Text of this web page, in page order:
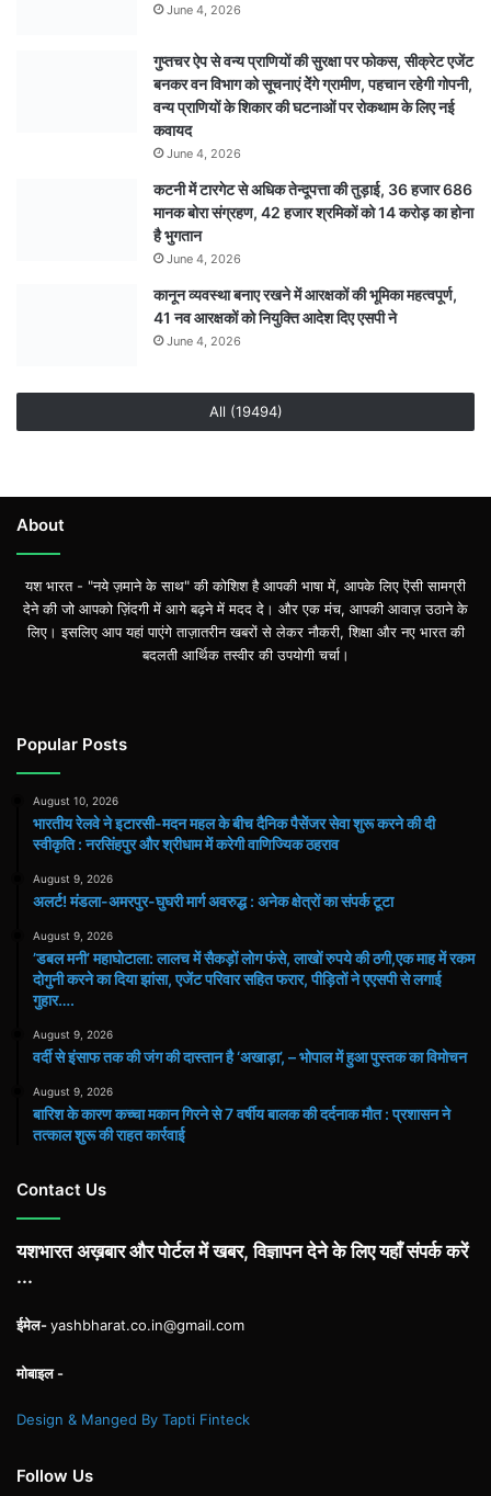
June 4, 2026
गुप्तचर ऐप से वन्य प्राणियों की सुरक्षा पर फोकस, सीक्रेट एजेंट
बनकर वन विभाग को सूचनाएं देेंगे ग्रामीण, पहचान रहेगी गोपनी,
वन्य प्राणियों के शिकार की घटनाओं पर रोकथाम के लिए नई
कवायद
June 4, 2026
कटनी में टारगेट से अधिक तेन्दूपत्ता की तुड़ाई, 36 हजार 686
मानक बोरा संग्रहण, 42 हजार श्रमिकों को 14 करोड़ का होना
है भुगतान
June 4, 2026
कानून व्यवस्था बनाए रखने में आरक्षकों की भूमिका महत्वपूर्ण,
41 नव आरक्षकों को नियुक्ति आदेश दिए एसपी ने
June 4, 2026
All (19494)
About
यश भारत - "नये ज़माने के साथ" की कोशिश है आपकी भाषा में, आपके लिए ऎसी सामग्री
देने की जो आपको ज़िंदगी में आगे बढ़ने में मदद दे। और एक मंच, आपकी आवाज़ उठाने के
लिए। इसलिए आप यहां पाएंगे ताज़ातरीन खबरों से लेकर नौकरी, शिक्षा और नए भारत की
बदलती आर्थिक तस्वीर की उपयोगी चर्चा।
Popular Posts
August 10, 2026
भारतीय रेलवे ने इटारसी-मदन महल के बीच दैनिक पैसेंजर सेवा शुरू करने की दी
स्वीकृति : नरसिंहपुर और श्रीधाम में करेगी वाणिज्यिक ठहराव
August 9, 2026
अलर्ट! मंडला-अमरपुर-घुघरी मार्ग अवरुद्ध : अनेक क्षेत्रों का संपर्क टूटा
August 9, 2026
​’डबल मनी’ महाघोटाला: लालच में सैकड़ों लोग फंसे, लाखों रुपये की ठगी,एक माह में रकम
दोगुनी करने का दिया झांसा, एजेंट परिवार सहित फरार, पीड़ितों ने एएसपी से लगाई
गुहार….
August 9, 2026
वर्दी से इंसाफ तक की जंग की दास्तान है ‘अखाड़ा’, – भोपाल में हुआ पुस्तक का विमोचन
August 9, 2026
बारिश के कारण कच्चा मकान गिरने से 7 वर्षीय बालक की दर्दनाक मौत : प्रशासन ने
तत्काल शुरू की राहत कार्रवाई
Contact Us
यशभारत अख़बार और पोर्टल में खबर, विज्ञापन देने के लिए यहाँ संपर्क करें
...
ईमेल-yashbharat.co.in@gmail.com
मोबाइल -
Design & Manged By Tapti Finteck
Follow Us